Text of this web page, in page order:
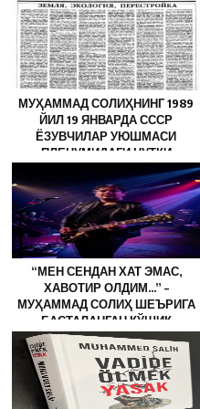
МУҲАММАД СОЛИҲНИНГ 1989
ЙИЛ 19 ЯНВАРДА СССР
ЁЗУВЧИЛАР УЮШМАСИ
ПЛЕНУМИДАГИ НУТҚИ
“МЕН СЕНДАН ХАТ ЭМАС,
ХАВОТИР ОЛДИМ…” –
МУҲАММАД СОЛИҲ ШЕЪРИГА
БАСТАЛАНГАН ҚЎШИҚ